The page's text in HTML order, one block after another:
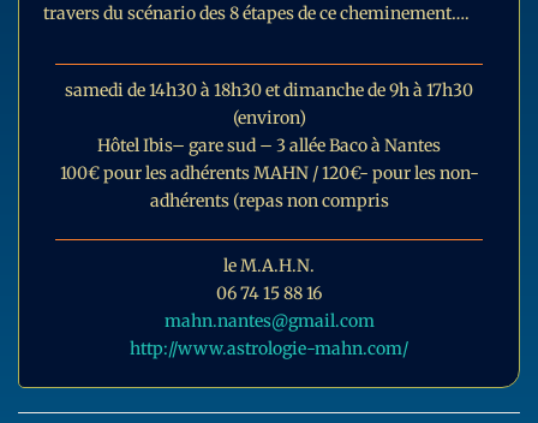
travers du scénario des 8 étapes de ce cheminement….
samedi de 14h30 à 18h30 et dimanche de 9h à 17h30
(environ)
Hôtel Ibis– gare sud – 3 allée Baco à Nantes
100€ pour les adhérents MAHN / 120€- pour les non-
adhérents (repas non compris
le M.A.H.N.
06 74 15 88 16
mahn.nantes@gmail.com
http://www.astrologie-mahn.com/